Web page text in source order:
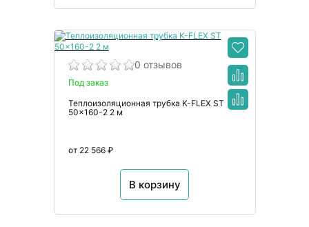
0 отзывов
Под заказ
Теплоизоляционная трубка K-FLEX ST
50x160-2 2 м
от 22 566 ₽
В корзину